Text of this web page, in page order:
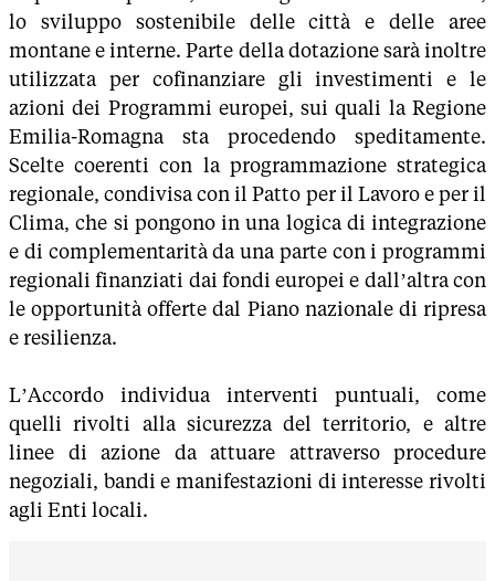
lo sviluppo sostenibile delle città e delle aree
montane e interne. Parte della dotazione sarà inoltre
utilizzata per cofinanziare gli investimenti e le
azioni dei Programmi europei, sui quali la Regione
Emilia-Romagna sta procedendo speditamente.
Scelte coerenti con la programmazione strategica
regionale, condivisa con il Patto per il Lavoro e per il
Clima, che si pongono in una logica di integrazione
e di complementarità da una parte con i programmi
regionali finanziati dai fondi europei e dall’altra con
le opportunità offerte dal Piano nazionale di ripresa
e resilienza.
L’Accordo individua interventi puntuali, come
quelli rivolti alla sicurezza del territorio, e altre
linee di azione da attuare attraverso procedure
negoziali, bandi e manifestazioni di interesse rivolti
agli Enti locali.